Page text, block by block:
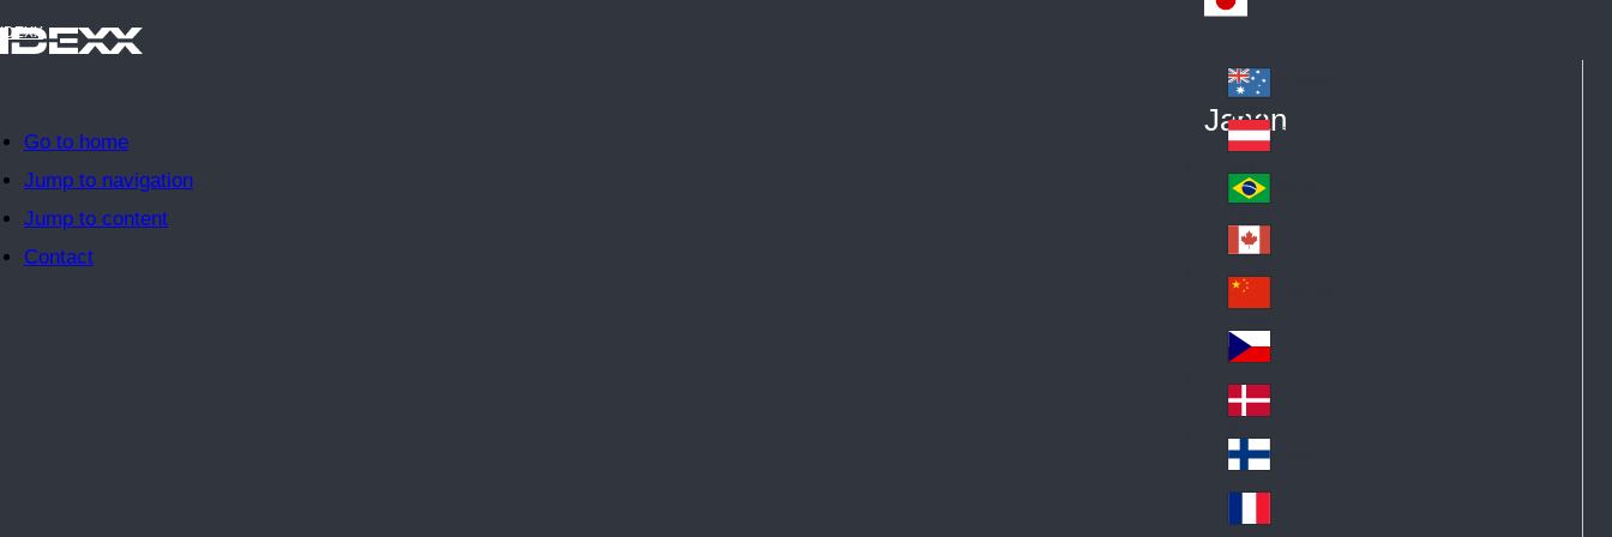
Go to home
Jump to navigation
Jump to content
Contact
IDEXX
Japan
Au
str
ali
a
Au
stri
a
Österreich
Br
azi
l
Ca
na
da
Ch
ina
Cz
ec
h
De
n
m
ar
Fi